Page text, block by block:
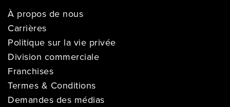
À propos de nous
Carrières
Politique sur la vie privée
Division commerciale
Franchises
Termes & Conditions
Demandes des médias